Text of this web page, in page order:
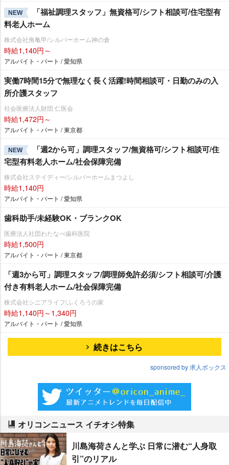
NEW
「福祉調理スタッフ」無資格可/シフト相談可/住宅型有
料老人ホーム
株式会社角亀甲/シルバーホーム神の倉
時給1,140円～
アルバイト・パート / 愛知県
実働7時間15分で無理なく長く活躍!時間相談可・日勤のみの入
所介護スタッフ
社会医療法人財団 仁医会
時給1,472円～
アルバイト・パート / 東京都
NEW
「週2から可」調理スタッフ/無資格可/シフト相談可/住
宅型有料老人ホーム/社会保障完備
株式会社ステイディー/シルバーホームまつよし
時給1,140円
アルバイト・パート / 愛知県
歯科助手/未経験OK・ブランクOK
医療法人社団わたなべ歯科医院
時給1,500円
アルバイト・パート / 東京都
「週3から可」調理スタッフ/調理師免許必須/シフト相談可/介護
付き有料老人ホーム/社会保障完備
株式会社シニアライフ/ふくろうの家
時給1,140円～1,340円
アルバイト・パート / 愛知県
続きはこちら
sponsored by 求人ボックス
オリコンニュース イチオシ特集
川島海荷さんと学ぶ 日常に潜む“人身取
引”のリアル